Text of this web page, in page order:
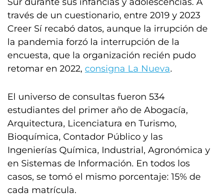
través de un cuestionario, entre 2019 y 2023
Creer Sí recabó datos, aunque la irrupción de
la pandemia forzó la interrupción de la
encuesta, que la organización recién pudo
retomar en 2022, consigna La Nueva.
El universo de consultas fueron 534
estudiantes del primer año de Abogacía,
Arquitectura, Licenciatura en Turismo,
Bioquímica, Contador Público y las
Ingenierías Química, Industrial, Agronómica y
en Sistemas de Información. En todos los
casos, se tomó el mismo porcentaje: 15% de
cada matrícula.